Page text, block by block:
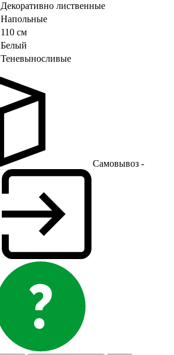
Декоративно лиственные
Напольные
110 см
Белый
Теневыносливые
Самовывоз -